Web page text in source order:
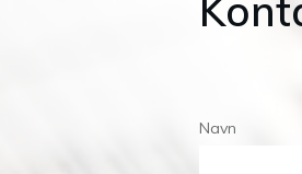
Navn